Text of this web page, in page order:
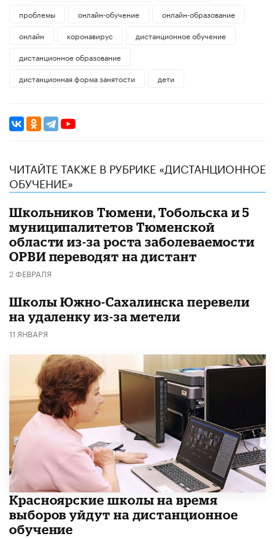
проблемы
онлайн-обучение
онлайн-образование
онлайн
коронавирус
дистанционное обучение
дистанционное образование
дистанционная форма занятости
дети
ЧИТАЙТЕ ТАКЖЕ В РУБРИКЕ «ДИСТАНЦИОННОЕ
ОБУЧЕНИЕ»
Школьников Тюмени, Тобольска и 5
муниципалитетов Тюменской
области из-за роста заболеваемости
ОРВИ переводят на дистант
2 ФЕВРАЛЯ
Школы Южно-Сахалинска перевели
на удаленку из-за метели
11 ЯНВАРЯ
Красноярские школы на время
выборов уйдут на дистанционное
обучение